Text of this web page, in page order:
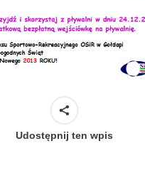
Udostępnij ten wpis